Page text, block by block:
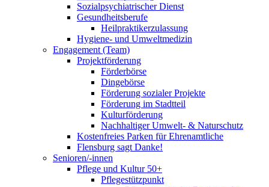
Sozialpsychiatrischer Dienst
Gesundheitsberufe
Heilpraktikerzulassung
Hygiene- und Umweltmedizin
Engagement (Team)
Projektförderung
Förderbörse
Dingebörse
Förderung sozialer Projekte
Förderung im Stadtteil
Kulturförderung
Nachhaltiger Umwelt- & Naturschutz
Kostenfreies Parken für Ehrenamtliche
Flensburg sagt Danke!
Senioren/-innen
Pflege und Kultur 50+
Pflegestützpunkt